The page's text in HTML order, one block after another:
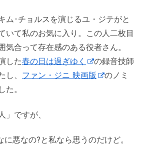
ム･チョルスを演じるユ・ジテがと
いて私のお気に入り。この人二枚目
気合って存在感のある役者さん。
した春の日は過ぎゆく
の録音技師
、 ファン・ジニ 映画版
のノミ
。
」ですが、
悪なの?と私なら思うのだけど。